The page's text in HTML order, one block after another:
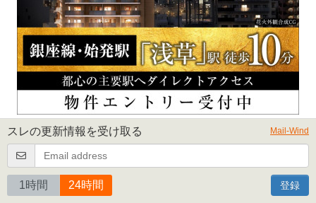
スレの更新情報を受け取る Mail-Wind
1時間 24時間 登録